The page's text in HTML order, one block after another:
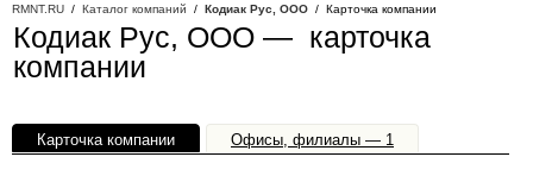
RMNT.RU / Каталог компаний / Кодиак Рус, ООО / Карточка компании
Кодиак Рус, ООО — карточка
компании
Карточка компании Офисы, филиалы — 1